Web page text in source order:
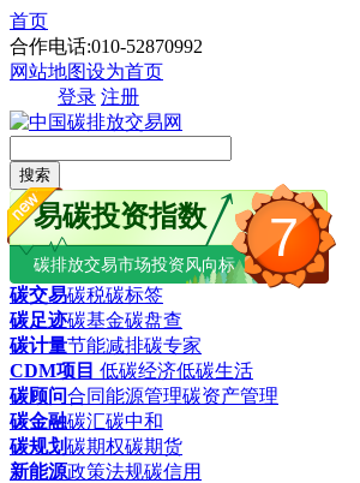
首页
合作电话:010-52870992
网站地图设为首页
登录 注册
搜索
7
易碳投资指数
碳排放交易市场投资风向标
碳交易碳税碳标签
碳足迹碳基金碳盘查
碳计量节能减排碳专家
CDM项目 低碳经济低碳生活
碳顾问合同能源管理碳资产管理
碳金融碳汇碳中和
碳规划碳期权碳期货
新能源政策法规碳信用